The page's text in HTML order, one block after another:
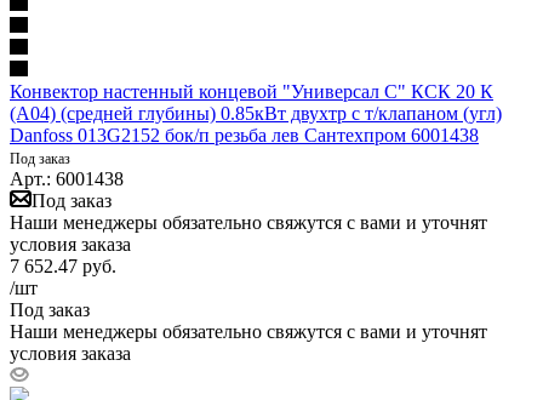
Конвектор настенный концевой "Универсал С" КСК 20 К
(А04) (средней глубины) 0.85кВт двухтр с т/клапаном (угл)
Danfoss 013G2152 бок/п резьба лев Сантехпром 6001438
Под заказ
Арт.: 6001438
Под заказ
Наши менеджеры обязательно свяжутся с вами и уточнят
условия заказа
7 652.47 руб.
/шт
Под заказ
Наши менеджеры обязательно свяжутся с вами и уточнят
условия заказа